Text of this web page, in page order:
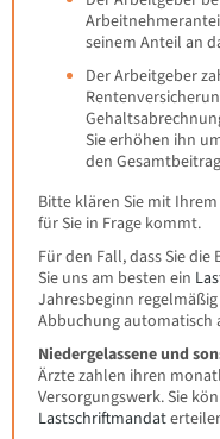
seinem Anteil an
Der Arbeitgeber
Sie erhöhen ihn
den
Bitte klären Sie mit
für Sie in Frage kommt.
Für den Fall, dass Sie
Sie uns am besten ein
Jahresbeginn
Abbuchung automatisch
Niedergelassene und
Ärzte zahlen ihren
Versorgungswerk. Sie
Lastschriftmandat